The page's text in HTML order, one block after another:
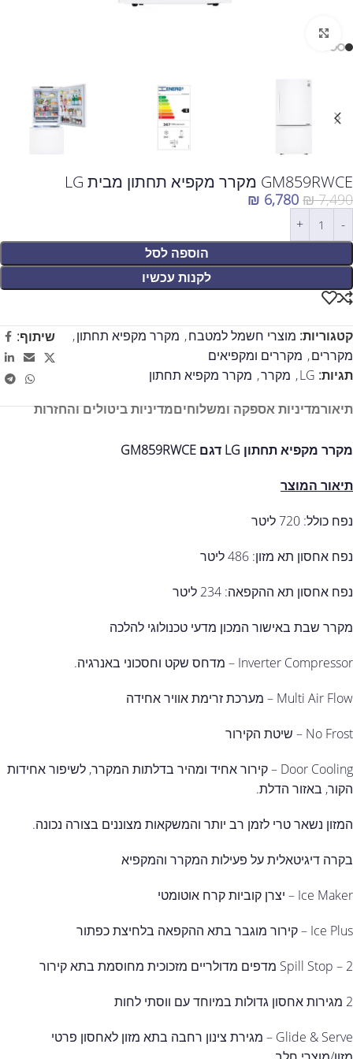
GM859RWCE מקרר מקפיא תחתון מבית LG
₪7,490
₪ 6,780
הוספה לסל
לקנות עכשיו
קטגוריות: מוצרי חשמל למטבח, מקרר מקפיא תחתון,
מקררים, מקררים ומקפיאים
תגיות: LG
, מקרר, מקרר מקפיא תחתון
שיתוף:
תיאורמדיניות אספקה ומשלוחיםמדיניות ביטולים והחזרות
מקרר מקפיא תחתון LG דגם GM859RWCE
תיאור המוצר
נפח כולל: 720 ליטר
נפח אחסון תא מזון: 486 ליטר
נפח אחסון תא ההקפאה: 234 ליטר
מקרר שבת באישור המכון מדעי טכנולוגי להלכה
Inverter Compressor – מדחס שקט וחסכוני באנרגיה.
Multi Air Flow – מערכת זרימת אוויר אחידה
No Frost – שיטת הקירור
Door Cooling – קירור אחיד ומהיר בדלתות המקרר, לשיפור אחידות
הקור, באזור הדלת.
המזון נשאר טרי לזמן רב יותר והמשקאות מצוננים בצורה נכונה.
בקרה דיגיטאלית על פעילות המקרר והמקפיא
Ice Maker – יצרן קוביות קרח אוטומטי
Ice Plus – קירור מוגבר בתא ההקפאה בלחיצת כפתור
Spill Stop – 2 מדפים מדולריים מזכוכית מחוסמת בתא קירור
2 מגירות אחסון גדולות במיוחד עם ווסתי לחות
Glide & Serve – מגירת צינון רחבה בתא מזון לאחסון פרטי